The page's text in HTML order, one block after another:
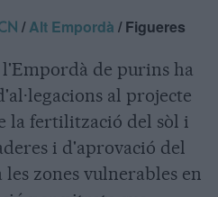
/Alt Empordà / Figueres
de purins ha
al projecte
la fertilització del sòl i
i d'aprovació del
zones vulnerables en